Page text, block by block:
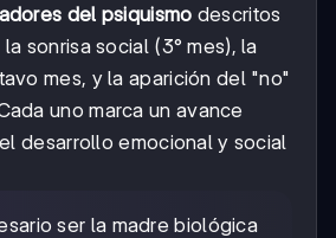
del psiquismo descritos
sonrisa social (3° mes), la
mes, y la aparición del "no"
uno marca un avance
desarrollo emocional y social
ser la madre biológica